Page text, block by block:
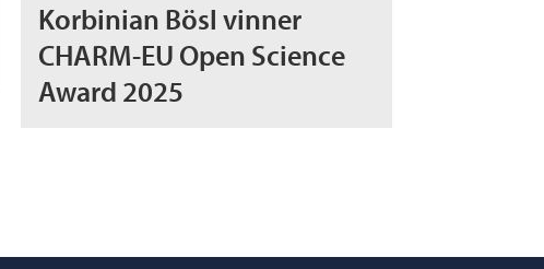
Korbinian Bösl vinner
CHARM-EU Open Science
Award 2025